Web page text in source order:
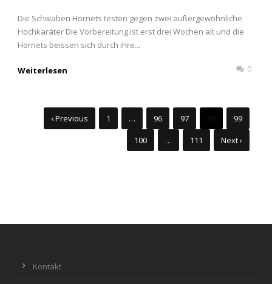
Die Schwaben Hornets testen gegen zwei außergewöhnliche
Hochkaräter Die Vorbereitung ist erst drei Wochen alt und die
Hornets beissen sich durch ihre...
Weiterlesen 0
‹ Previous 1 … 96 97
99
100
… 111 Next ›
Kontakt